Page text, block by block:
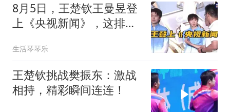
8月5日，王楚钦王曼昱登
上《央视新闻》，这排面
生活琴琴乐
王楚钦挑战樊振东：激战
相持，精彩瞬间连连！